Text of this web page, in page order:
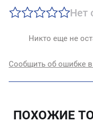
Нет
Никто еще не
Сообщить об ошибке
ПОХОЖИЕ